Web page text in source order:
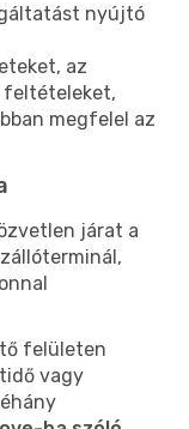
nyújtó
az
feltételeket,
megfelel az
járat a
felületen
vagy